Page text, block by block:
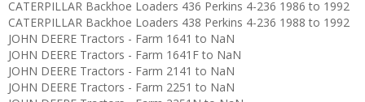
CATERPILLAR Backhoe Loaders 436 Perkins 4-236 1986 to 1992
CATERPILLAR Backhoe Loaders 438 Perkins 4-236 1988 to 1992
JOHN DEERE Tractors - Farm 1641 to NaN
JOHN DEERE Tractors - Farm 1641F to NaN
JOHN DEERE Tractors - Farm 2141 to NaN
JOHN DEERE Tractors - Farm 2251 to NaN